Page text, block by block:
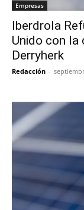
Empresas
Iberdrola
Unido con la
Derryherk
Redacción -